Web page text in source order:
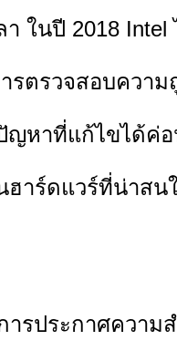
ในปี 2018
รตรวจสอบควา
ญหาที่แก้ไขได้ค่
ฮาร์ดแวร์ที่น่าส
ระกาศความสำ